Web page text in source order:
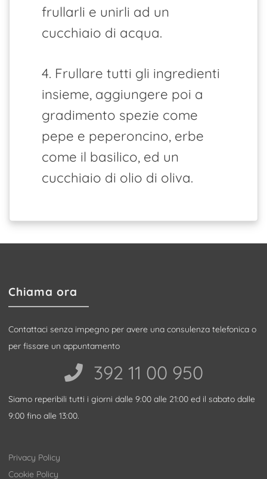
frullarli e unirli ad un
cucchiaio di acqua.
4. Frullare tutti gli ingredienti
insieme, aggiungere poi a
gradimento spezie come
pepe e peperoncino, erbe
come il basilico, ed un
cucchiaio di olio di oliva.
Chiama ora
Contattaci senza impegno per avere una consulenza telefonica o
per fissare un appuntamento
392 11 00 950‬
Siamo reperibili tutti i giorni dalle 9:00 alle 21:00 ed il sabato dalle
9:00 fino alle 13:00.
Privacy Policy
Cookie Policy